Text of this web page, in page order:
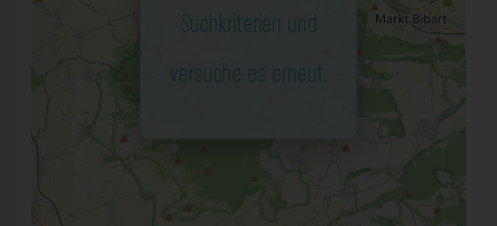
Suchkriterien und
versuche es erneut.